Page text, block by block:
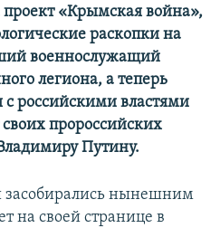
проект «Крымская война»,
раскопки на
военнослужащий
легиона, а теперь
с российскими властями
пророссийских
Путину.
засобирались нынешним
на своей странице в